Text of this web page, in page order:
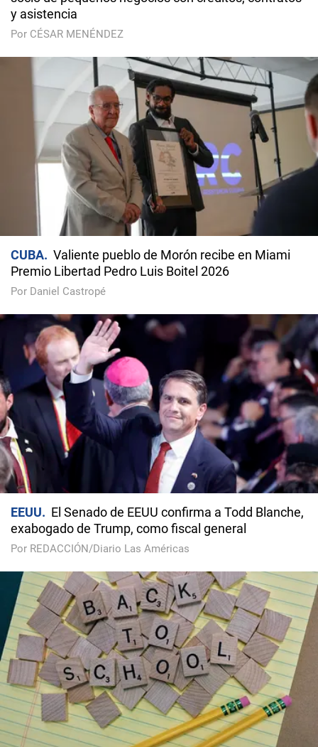
y asistencia
Por CÉSAR MENÉNDEZ
CUBA
Valiente pueblo de Morón recibe en Miami
Premio Libertad Pedro Luis Boitel 2026
Por Daniel Castropé
EEUU
El Senado de EEUU confirma a Todd Blanche,
exabogado de Trump, como fiscal general
Por REDACCIÓN/Diario Las Américas